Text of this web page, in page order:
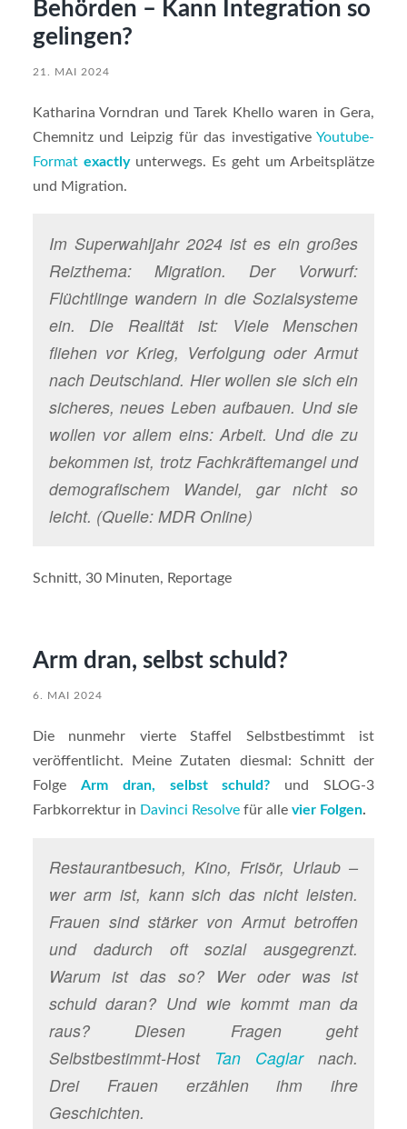
Behörden – Kann Integration so
gelingen?
21. MAI 2024
Katharina Vorndran und Tarek Khello waren in Gera,
Chemnitz und Leipzig für das investigativeYoutube-
Format exactlyunterwegs. Es geht um Arbeitsplätze
und Migration.
Im Superwahljahr 2024 ist es ein großes
Reizthema: Migration. Der Vorwurf:
Flüchtlinge wandern in die Sozialsysteme
ein. Die Realität ist: Viele Menschen
fliehen vor Krieg, Verfolgung oder Armut
nach Deutschland. Hier wollen sie sich ein
sicheres, neues Leben aufbauen. Und sie
wollen vor allem eins: Arbeit. Und die zu
bekommen ist, trotz Fachkräftemangel und
demografischem Wandel, gar nicht so
leicht. (Quelle: MDR Online)
Schnitt, 30 Minuten, Reportage
Arm dran, selbst schuld?
6. MAI 2024
Die nunmehr vierte Staffel Selbstbestimmt ist
veröffentlicht. Meine Zutaten diesmal: Schnitt der
Folge Arm dran, selbst schuld? und SLOG-3
Farbkorrektur in Davinci Resolvefür alle vier Folgen.
Restaurantbesuch, Kino, Frisör, Urlaub –
wer arm ist, kann sich das nicht leisten.
Frauen sind stärker von Armut betroffen
und dadurch oft sozial ausgegrenzt.
Warum ist das so? Wer oder was ist
schuld daran? Und wie kommt man da
raus? Diesen Fragen geht
Selbstbestimmt-Host Tan Caglarnach.
Drei Frauen erzählen ihm ihre
Geschichten.